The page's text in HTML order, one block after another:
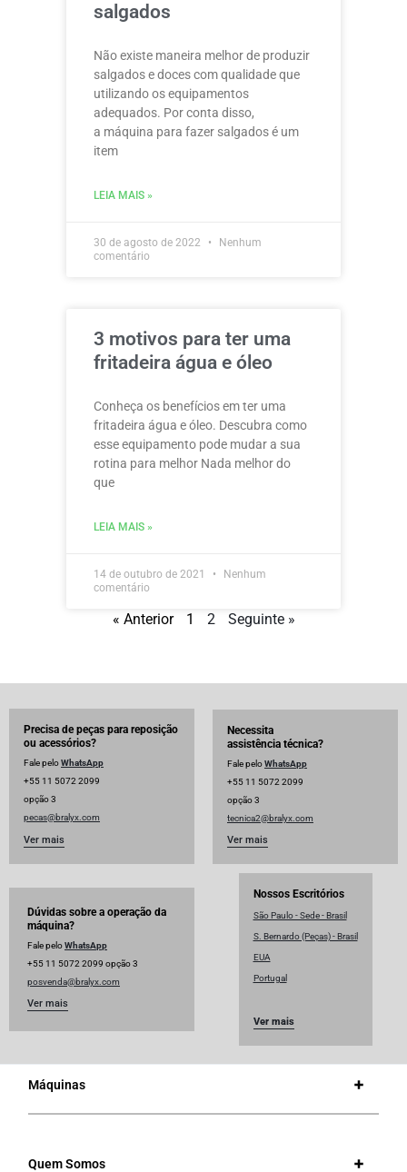
salgados
Não existe maneira melhor de produzir
salgados e doces com qualidade que
utilizando os equipamentos
adequados. Por conta disso,
a máquina para fazer salgados é um
item
LEIA MAIS »
30 de agosto de 2022
Nenhum
comentário
3 motivos para ter uma
fritadeira água e óleo
Conheça os benefícios em ter uma
fritadeira água e óleo. Descubra como
esse equipamento pode mudar a sua
rotina para melhor Nada melhor do
que
LEIA MAIS »
14 de outubro de 2021
Nenhum
comentário
« Anterior 1 2 Seguinte »
Precisa de peças para reposição
ou acessórios?
Fale peloWhatsApp
+55 11 5072 2099
opção 3
pecas@bralyx.com
Ver mais
Necessita
assistência técnica?
Fale peloWhatsApp
+55 11 5072 2099
opção 3
tecnica2@bralyx.com
Ver mais
Dúvidas sobre a operação da
máquina?
Fale peloWhatsApp
+55 11 5072 2099 opção 3
posvenda@bralyx.com
Ver mais
Nossos Escritórios
São Paulo - Sede - Brasil
S. Bernardo (Peças) - Brasil
EUA
Portugal
Ver mais
Máquinas
Quem Somos